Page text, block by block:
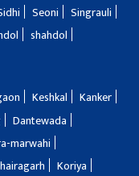
Seoni
Singrauli
shahdol
Keshkal
Kanker
Dantewada
marwahi
Koriya